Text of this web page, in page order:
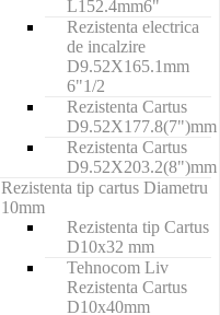
L152.4mm6"
Rezistenta electrica
de incalzire
D9.52X165.1mm
6"1/2
Rezistenta Cartus
D9.52X177.8(7")mm
Rezistenta Cartus
D9.52X203.2(8")mm
Rezistenta tip cartus Diametru
10mm
Rezistenta tip Cartus
D10x32 mm
Tehnocom Liv
Rezistenta Cartus
D10x40mm